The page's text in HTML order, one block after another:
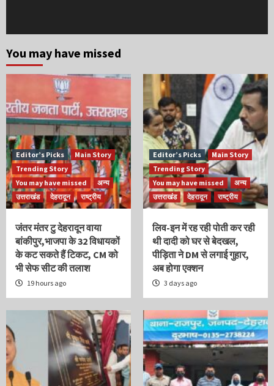
You may have missed
Editor’s Picks
Main Story
Trending Story
You may have missed
अन्य
उत्तराखंड
देहरादून राष्ट्रीय
जंतर मंतर टु देहरादून वाया
बांकीपुर,भाजपा के 32 विधायकों
के कट सकते हैं टिकट, CM को
भी सेफ सीट की तलाश
19 hours ago
Editor’s Picks
Main Story
Trending Story
You may have missed
अन्य
उत्तराखंड
देहरादून राष्ट्रीय
लिव-इन में रह रही पोती कर रही
थी दादी को घर से बेदखल,
पीड़िता ने DM से लगाई गुहार,
अब होगा एक्शन
3 days ago